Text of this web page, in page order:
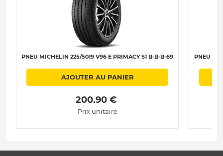
PNEU MICHELIN 225/5019 V96 E PRIMACY S1 B-B-B-69
AJOUTER AU PANIER
200.90 €
Prix unitaire
PNEU